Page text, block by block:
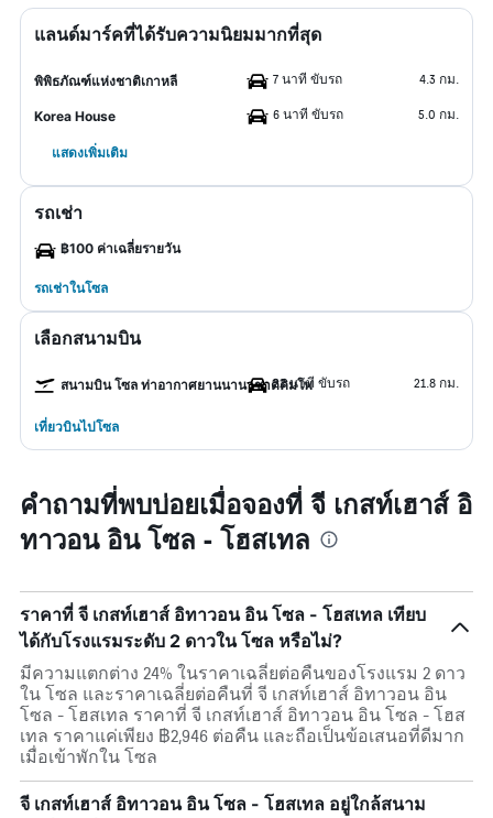
แลนด์มาร์คที่ได้รับความนิยมมากที่สุด
พิพิธภัณฑ์แห่งชาติเกาหลี 7 นาที ขับรถ 4.3 กม.
Korea House 6 นาที ขับรถ 5.0 กม.
แสดงเพิ่มเติม
รถเช่า
฿100 ค่าเฉลี่ยรายวัน
รถเช่าในโซล
เลือกสนามบิน
สนามบิน โซล ท่าอากาศยานนานาชาติคิมโพ22 นาที ขับรถ 21.8 กม.
เที่ยวบินไปโซล
คำถามที่พบบ่อยเมื่อจองที่ จี เกสท์เฮาส์ อิ
ทาวอน อิน โซล - โฮสเทล
ราคาที่ จี เกสท์เฮาส์ อิทาวอน อิน โซล - โฮสเทล เทียบ
ได้กับโรงแรมระดับ 2 ดาวใน โซล หรือไม่?
มีความแตกต่าง 24% ในราคาเฉลี่ยต่อคืนของโรงแรม 2 ดาว
ใน โซล และราคาเฉลี่ยต่อคืนที่ จี เกสท์เฮาส์ อิทาวอน อิน
โซล - โฮสเทล ราคาที่ จี เกสท์เฮาส์ อิทาวอน อิน โซล - โฮส
เทล ราคาแค่เพียง ฿2,946 ต่อคืน และถือเป็นข้อเสนอที่ดีมาก
เมื่อเข้าพักใน โซล
จี เกสท์เฮาส์ อิทาวอน อิน โซล - โฮสเทล อยู่ใกล้สนาม